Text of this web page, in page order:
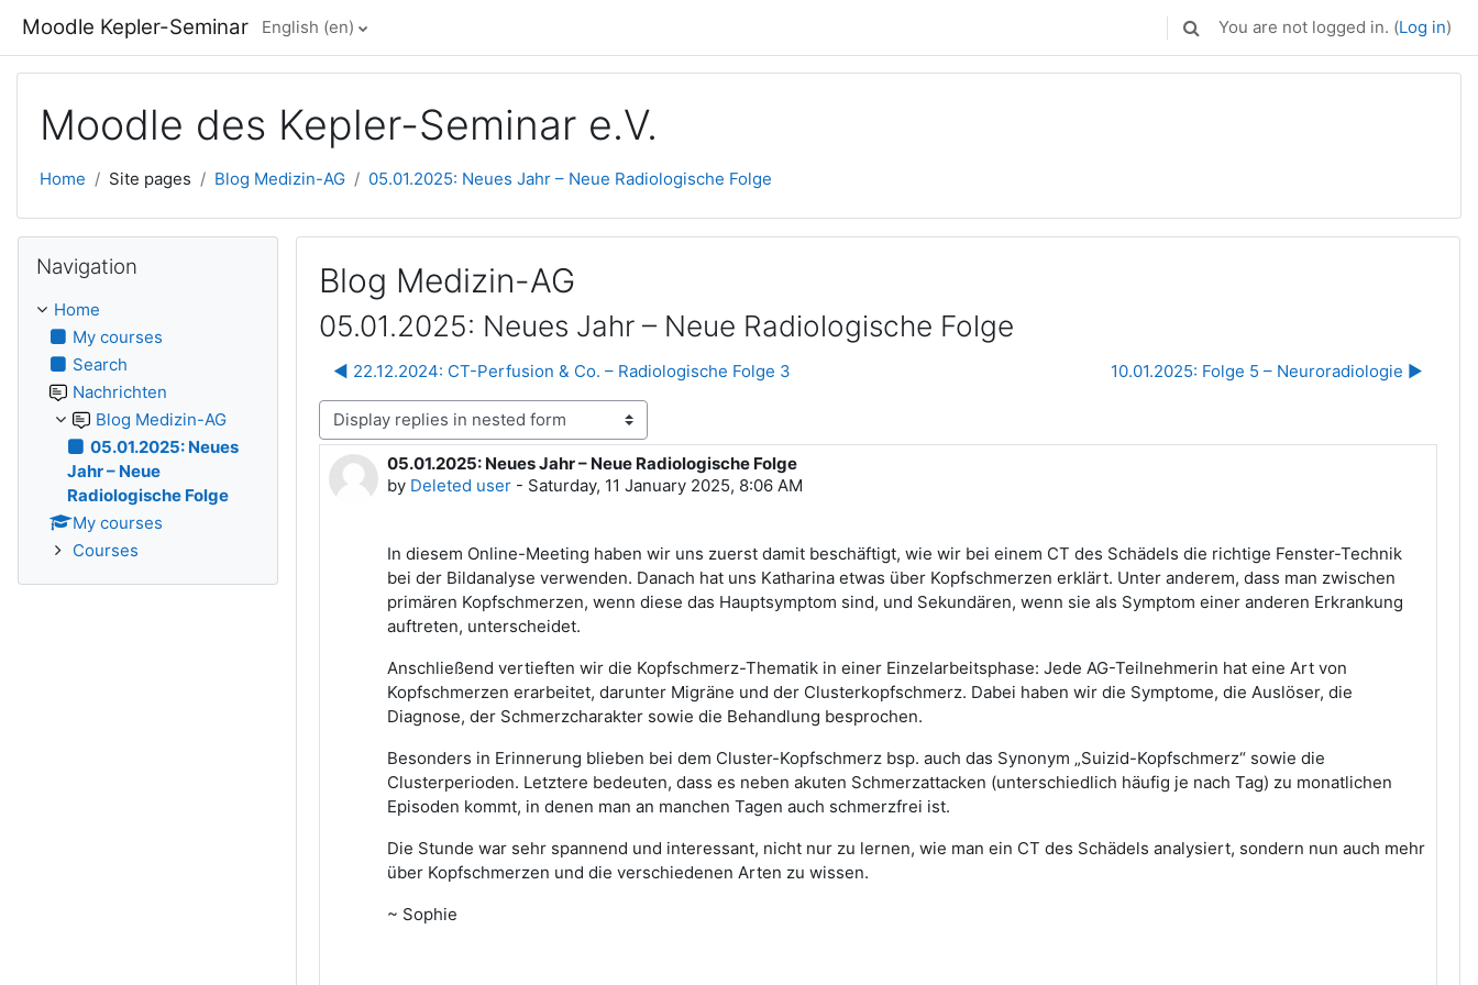
Moodle Kepler-Seminar English ‎(en)‎ Toggle search input
You are not logged in. (Log in)
Moodle des Kepler-Seminar e.V.
Home Site pages Blog Medizin-AG 05.01.2025: Neues Jahr – Neue Radiologische Folge
Blog Medizin-AG
05.01.2025: Neues Jahr – Neue Radiologische Folge
◀︎ 22.12.2024: CT-Perfusion & Co. – Radiologische Folge 3 10.01.2025: Folge 5 – Neuroradiologie ▶︎
Display mode
05.01.2025: Neues Jahr – Neue Radiologische Folge
by Deleted user- Saturday, 11 January 2025, 8:06 AM
Number of replies: 0
In diesem Online-Meeting haben wir uns zuerst damit beschäftigt, wie wir bei einem CT des Schädels die richtige Fenster-Technik
bei der Bildanalyse verwenden. Danach hat uns Katharina etwas über Kopfschmerzen erklärt. Unter anderem, dass man zwischen
primären Kopfschmerzen, wenn diese das Hauptsymptom sind, und Sekundären, wenn sie als Symptom einer anderen Erkrankung
auftreten, unterscheidet.
Anschließend vertieften wir die Kopfschmerz-Thematik in einer Einzelarbeitsphase: Jede AG-Teilnehmerin hat eine Art von
Kopfschmerzen erarbeitet, darunter Migräne und der Clusterkopfschmerz. Dabei haben wir die Symptome, die Auslöser, die
Diagnose, der Schmerzcharakter sowie die Behandlung besprochen.
Besonders in Erinnerung blieben bei dem Cluster-Kopfschmerz bsp. auch das Synonym „Suizid-Kopfschmerz“ sowie die
Clusterperioden. Letztere bedeuten, dass es neben akuten Schmerzattacken (unterschiedlich häufig je nach Tag) zu monatlichen
Episoden kommt, in denen man an manchen Tagen auch schmerzfrei ist.
Die Stunde war sehr spannend und interessant, nicht nur zu lernen, wie man ein CT des Schädels analysiert, sondern nun auch mehr
über Kopfschmerzen und die verschiedenen Arten zu wissen.
~ Sophie
Navigation
Home
My courses
Search
Nachrichten
Blog Medizin-AG
05.01.2025: Neues
Jahr – Neue
Radiologische Folge
My courses
Courses